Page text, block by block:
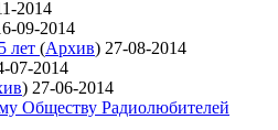
2014
09-2014
лет (Архив) 27-08-2014
07-2014
) 27-06-2014
Обществу Радиолюбителей